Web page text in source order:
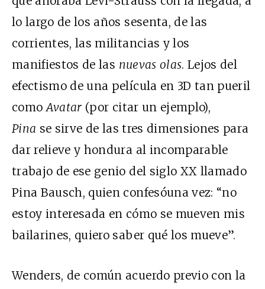
lo largo de los años sesenta, de las
corrientes, las militancias y los
manifiestos de las nuevas olas. Lejos del
efectismo de una película en 3D tan pueril
comoAvatar (por citar un ejemplo),
Pina se sirve de las tres dimensiones para
dar relieve y hondura al incomparable
trabajo de ese genio del siglo XX llamado
Pina Bausch, quien confesóuna vez: “no
estoy interesada en cómo se mueven mis
bailarines, quiero saber qué los mueve”.
Wenders, de común acuerdo previo con la